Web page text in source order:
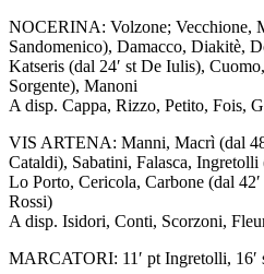
NOCERINA: Volzone; Vecchione,
Sandomenico), Damacco, Diakitè,
Katseris (dal 24′ st De Iulis),
Sorgente), Manoni
A disp. Cappa, Rizzo, Petito, Fois,
VIS ARTENA: Manni, Macrì (dal
Cataldi), Sabatini, Falasca,
Lo Porto, Cericola, Carbone (dal
Rossi)
A disp. Isidori, Conti, Scorzoni,
MARCATORI: 11′ pt Ingretolli, 16′